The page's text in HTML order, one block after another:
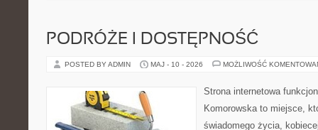
PODRÓŻE I DOSTĘPNOŚĆ
POSTED BY ADMIN MAJ - 10 - 2026 MOŻLIWOŚĆ
Strona internetowa
Komorowska to miejsce,
świadomego życia,